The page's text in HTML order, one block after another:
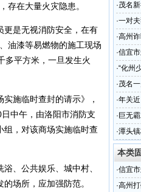
存在大量火灾隐患。
是无视消防安全，在有
油漆等易燃物的施工现场
多平方米，一旦发生火
施临时查封的请示》，
中午，由洛阳市消防支
组，对该商场实施临时查
、公共娱乐、城中村、
场所，应加强防范。
·茂名
·一对
·高州
·信宜
·“化州
一年
·茂名
淹死
·年关
· 巨无
·潭头
本类
·信宜
·高州